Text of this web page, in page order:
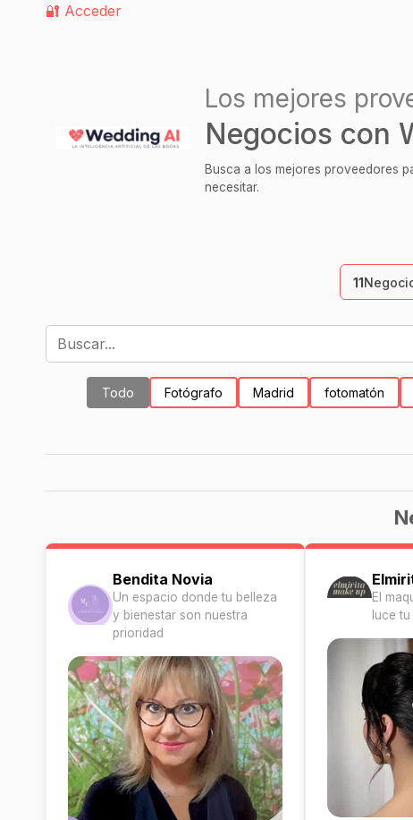
🔐 Acceder
Los mejores
Negocios con
Busca a los mejores proveedores
necesitar.
11
Todo Fotógrafo Madrid fotomatón
Bendita Novia
Un espacio donde tu belleza
y bienestar son nuestra
prioridad
El
luce